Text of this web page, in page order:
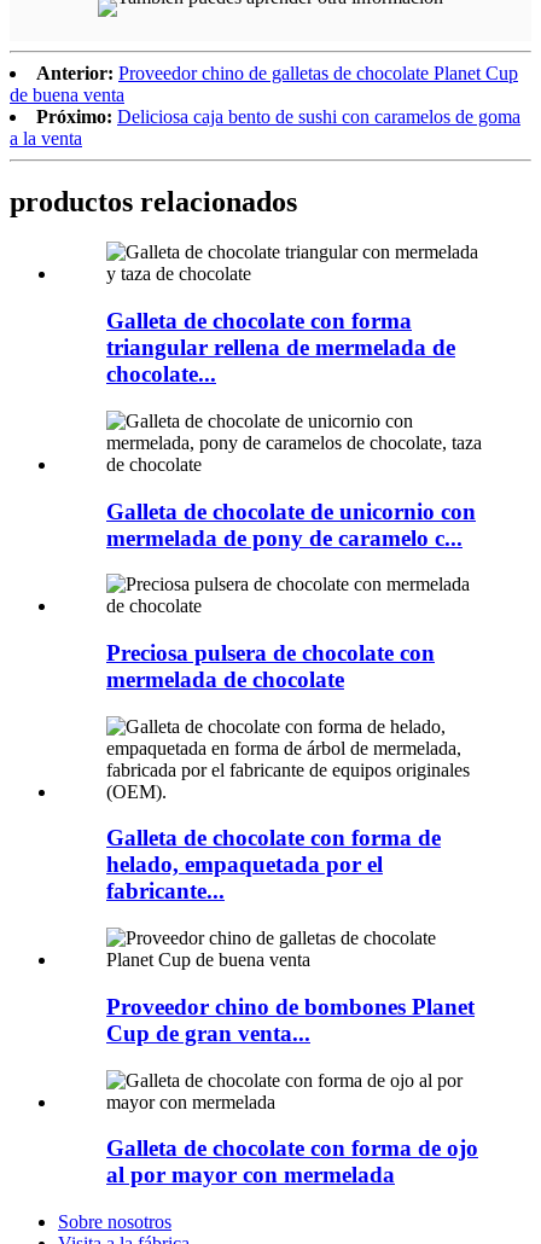
Anterior: Proveedor chino de galletas de chocolate Planet Cup
de buena venta
Próximo: Deliciosa caja bento de sushi con caramelos de goma
a la venta
productos relacionados
Galleta de chocolate con forma
triangular rellena de mermelada de
chocolate...
Galleta de chocolate de unicornio con
mermelada de pony de caramelo c...
Preciosa pulsera de chocolate con
mermelada de chocolate
Galleta de chocolate con forma de
helado, empaquetada por el
fabricante...
Proveedor chino de bombones Planet
Cup de gran venta...
Galleta de chocolate con forma de ojo
al por mayor con mermelada
Sobre nosotros